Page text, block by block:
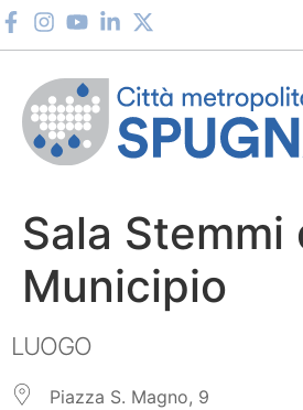
Sala Stemmi
Municipio
LUOGO
Piazza S. Magno, 9